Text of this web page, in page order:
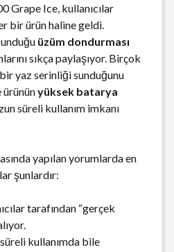
Grape Ice, kullanıcılar
bir ürün haline geldi.
üzüm dondurması
sıkça paylaşıyor. Birçok
yaz serinliği sunduğunu
ürününyüksek batarya
süreli kullanım imkanı
yapılan yorumlarda en
şunlardır:
tarafından “gerçek
kullanımda bile